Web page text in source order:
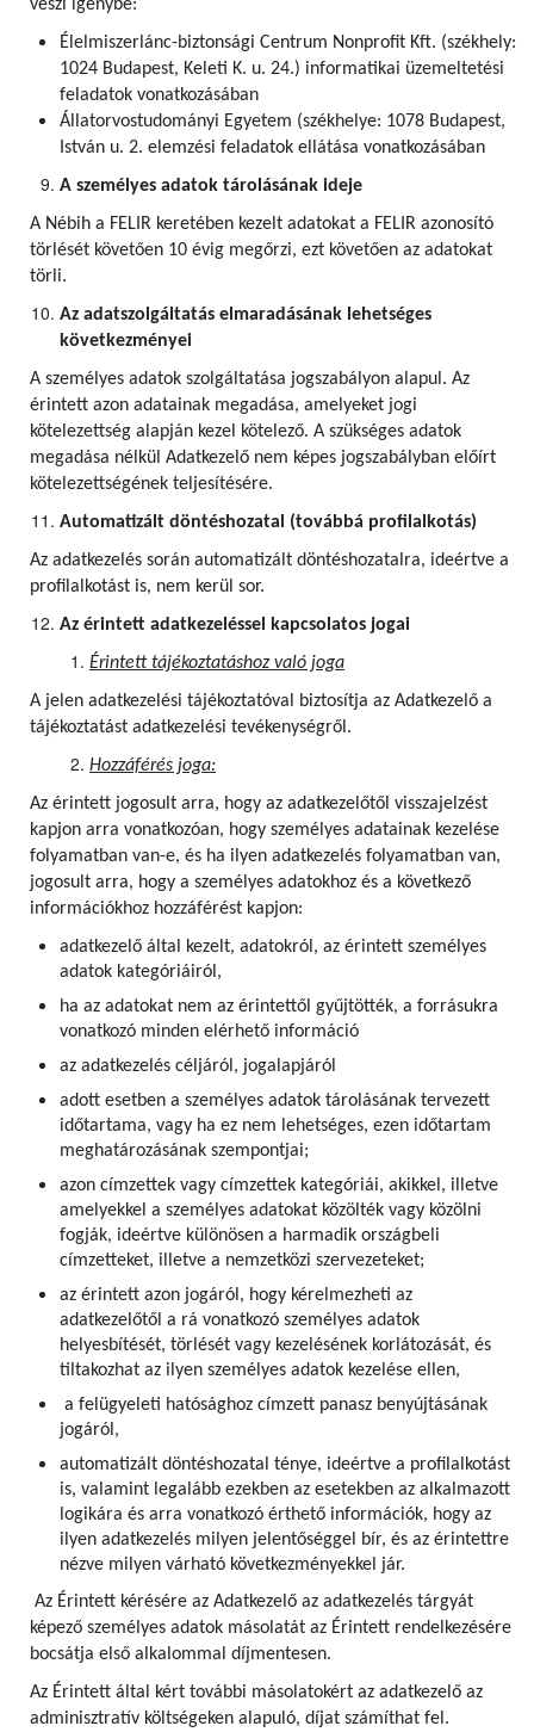
veszi igénybe:
Élelmiszerlánc-biztonsági Centrum Nonprofit Kft. (székhely:
1024 Budapest, Keleti K. u. 24.) informatikai üzemeltetési
feladatok vonatkozásában
Állatorvostudományi Egyetem (székhelye: 1078 Budapest,
István u. 2. elemzési feladatok ellátása vonatkozásában
A személyes adatok tárolásának ideje
A Nébih a FELIR keretében kezelt adatokat a FELIR azonosító
törlését követően 10 évig megőrzi, ezt követően az adatokat
törli.
Az adatszolgáltatás elmaradásának lehetséges
következményei
A személyes adatok szolgáltatása jogszabályon alapul. Az
érintett azon adatainak megadása, amelyeket jogi
kötelezettség alapján kezel kötelező. A szükséges adatok
megadása nélkül Adatkezelő nem képes jogszabályban előírt
kötelezettségének teljesítésére.
Automatizált döntéshozatal (továbbá profilalkotás)
Az adatkezelés során automatizált döntéshozatalra, ideértve a
profilalkotást is, nem kerül sor.
Az érintett adatkezeléssel kapcsolatos jogai
Érintett tájékoztatáshoz való joga
A jelen adatkezelési tájékoztatóval biztosítja az Adatkezelő a
tájékoztatást adatkezelési tevékenységről.
Hozzáférés joga:
Az érintett jogosult arra, hogy az adatkezelőtől visszajelzést
kapjon arra vonatkozóan, hogy személyes adatainak kezelése
folyamatban van-e, és ha ilyen adatkezelés folyamatban van,
jogosult arra, hogy a személyes adatokhoz és a következő
információkhoz hozzáférést kapjon:
adatkezelő által kezelt, adatokról, az érintett személyes
adatok kategóriáiról,
ha az adatokat nem az érintettől gyűjtötték, a forrásukra
vonatkozó minden elérhető információ
az adatkezelés céljáról, jogalapjáról
adott esetben a személyes adatok tárolásának tervezett
időtartama, vagy ha ez nem lehetséges, ezen időtartam
meghatározásának szempontjai;
azon címzettek vagy címzettek kategóriái, akikkel, illetve
amelyekkel a személyes adatokat közölték vagy közölni
fogják, ideértve különösen a harmadik országbeli
címzetteket, illetve a nemzetközi szervezeteket;
az érintett azon jogáról, hogy kérelmezheti az
adatkezelőtől a rá vonatkozó személyes adatok
helyesbítését, törlését vagy kezelésének korlátozását, és
tiltakozhat az ilyen személyes adatok kezelése ellen,
a felügyeleti hatósághoz címzett panasz benyújtásának
jogáról,
automatizált döntéshozatal ténye, ideértve a profilalkotást
is, valamint legalább ezekben az esetekben az alkalmazott
logikára és arra vonatkozó érthető információk, hogy az
ilyen adatkezelés milyen jelentőséggel bír, és az érintettre
nézve milyen várható következményekkel jár.
Az Érintett kérésére az Adatkezelő az adatkezelés tárgyát
képező személyes adatok másolatát az Érintett rendelkezésére
bocsátja első alkalommal díjmentesen.
Az Érintett által kért további másolatokért az adatkezelő az
adminisztratív költségeken alapuló, díjat számíthat fel.